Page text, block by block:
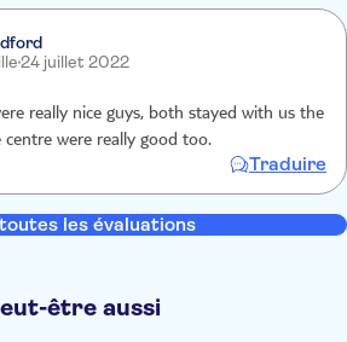
24 juillet 2022
really nice guys, both stayed with us the
were really good too.
Traduire
les évaluations
être aussi